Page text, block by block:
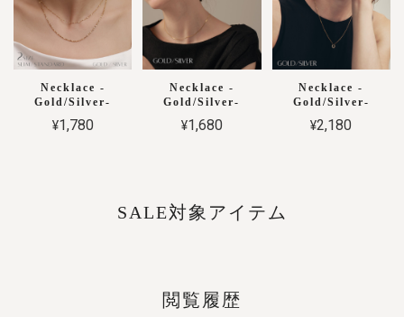
Necklace -
Gold/Silver-
¥1,780
Necklace -
Gold/Silver-
¥1,680
Necklace -
Gold/Silver-
¥2,180
SALE対象アイテム
閲覧履歴